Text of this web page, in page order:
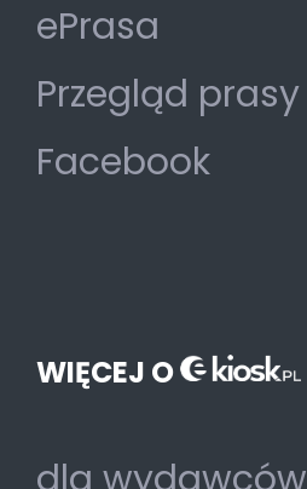
ePrasa
Przegląd prasy
Facebook
WIĘCEJ O